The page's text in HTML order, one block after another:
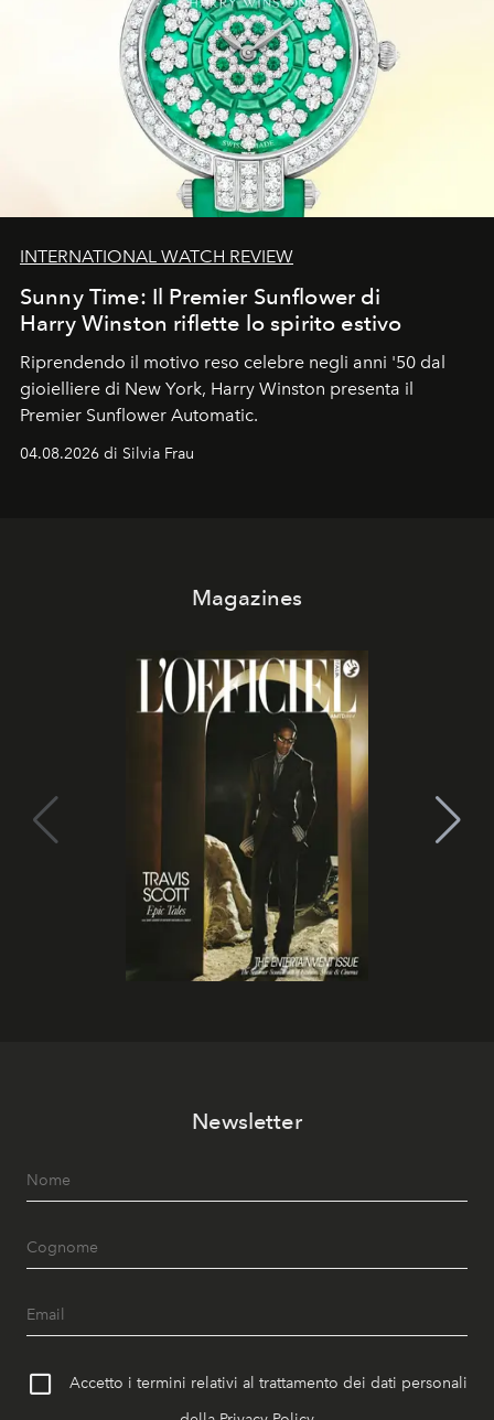
INTERNATIONAL WATCH REVIEW
Sunny Time: Il Premier Sunflower di
Harry Winston riflette lo spirito estivo
Riprendendo il motivo reso celebre negli anni '50 dal
gioielliere di New York, Harry Winston presenta il
Premier Sunflower Automatic.
04.08.2026 di Silvia Frau
Magazines
Newsletter
Accetto i termini relativi al trattamento dei dati personali